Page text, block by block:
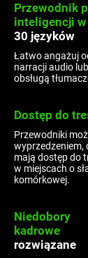
Przewodnik
inteligencji w
30 języków
Łatwo angażuj
narracji audio
obsługą
Dostęp do
Przewodniki
wyprzedzeniem,
mają dostęp do
w miejscach o
komórkowej.
Niedobory
kadrowe
rozwiązane